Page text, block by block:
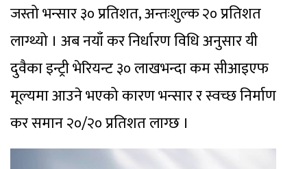
जस्तो भन्सार ३० प्रतिशत, अन्तःशुल्क २० प्रतिशत
लाग्थ्यो । अब नयाँ कर निर्धारण विधि अनुसार यी
दुवैका इन्ट्री भेरियन्ट ३० लाखभन्दा कम सीआइएफ
मूल्यमा आउने भएको कारण भन्सार र स्वच्छ निर्माण
कर समान २०/२० प्रतिशत लाग्छ ।